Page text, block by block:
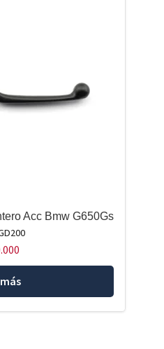
Acc Bmw G650Gs